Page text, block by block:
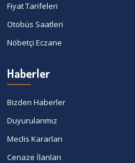
Fiyat Tarifeleri
Otobüs Saatleri
Nöbetçi Eczane
Haberler
Bizden Haberler
Duyurularımız
Meclis Kararları
Cenaze İlanları